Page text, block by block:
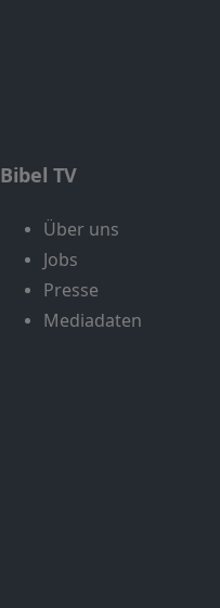
Bibel TV
Über uns
Jobs
Presse
Mediadaten